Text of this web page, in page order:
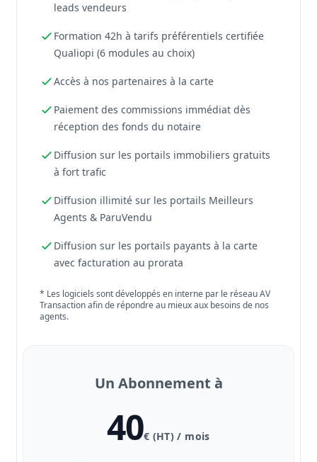
leads vendeurs
Formation 42h à tarifs préférentiels certifiée
Qualiopi (6 modules au choix)
Accès à nos partenaires à la carte
Paiement des commissions immédiat dès
réception des fonds du notaire
Diffusion sur les portails immobiliers gratuits
à fort trafic
Diffusion illimité sur les portails Meilleurs
Agents & ParuVendu
Diffusion sur les portails payants à la carte
avec facturation au prorata
* Les logiciels sont développés en interne par le réseau AV
Transaction afin de répondre au mieux aux besoins de nos
agents.
Un Abonnement à
40€ (HT) / mois